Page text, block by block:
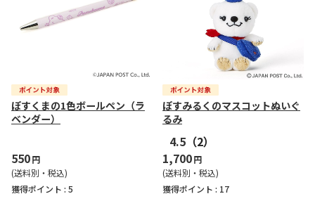
ぽすくまの1色ボールペン（ラ
ベンダー）
550円
(送料別・税込)
獲得ポイント : 5
ぽすみるくのマスコットぬいぐ
るみ
4.5 （2）
1,700円
(送料別・税込)
獲得ポイント : 17